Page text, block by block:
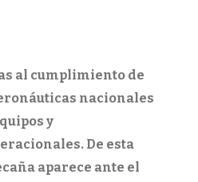
al cumplimiento de
nacionales
y
De esta
aparece ante el